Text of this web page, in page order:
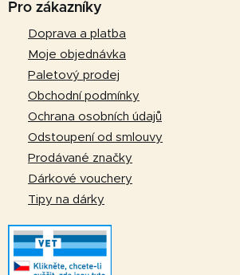
Pro zákazníky
Doprava a platba
Moje objednávka
Paletový prodej
Obchodní podmínky
Ochrana osobních údajů
Odstoupení od smlouvy
Prodávané značky
Dárkové vouchery
Tipy na dárky